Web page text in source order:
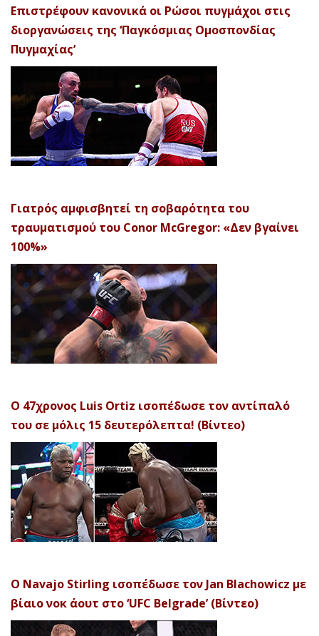
Επιστρέφουν κανονικά οι Ρώσοι πυγμάχοι στις
διοργανώσεις της ‘Παγκόσμιας Ομοσπονδίας
Πυγμαχίας’
Γιατρός αμφισβητεί τη σοβαρότητα του
τραυματισμού του Conor McGregor: «Δεν βγαίνει
100%»
Ο 47χρονος Luis Ortiz ισοπέδωσε τον αντίπαλό
του σε μόλις 15 δευτερόλεπτα! (Βίντεο)
Ο Navajo Stirling ισοπέδωσε τον Jan Blachowicz με
βίαιο νοκ άουτ στο ‘UFC Belgrade’ (Βίντεο)